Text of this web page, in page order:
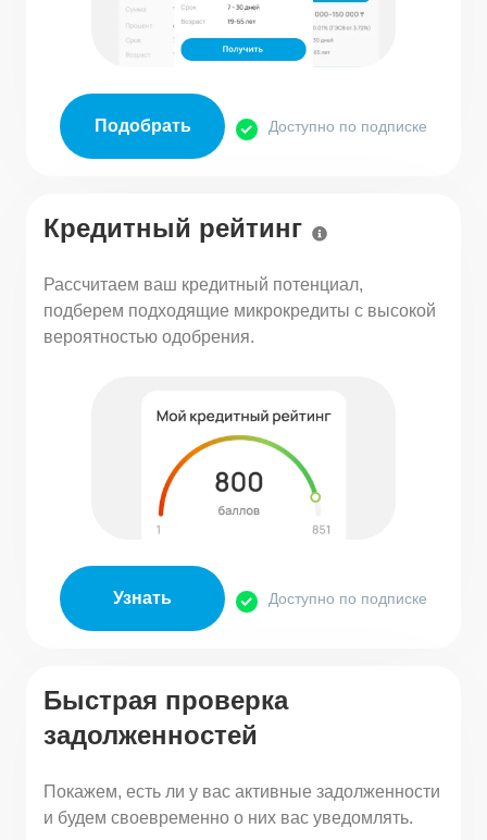
Подобрать Доступно по подписке
Кредитный рейтинг
Рассчитаем ваш кредитный потенциал,
подберем подходящие микрокредиты с высокой
вероятностью одобрения.
Узнать Доступно по подписке
Быстрая проверка
задолженностей
Покажем, есть ли у вас активные задолженности
и будем своевременно о них вас уведомлять.